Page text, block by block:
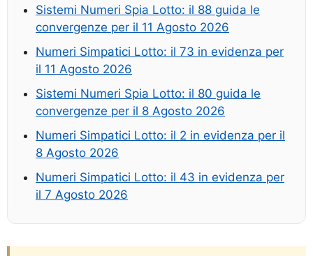
Sistemi Numeri Spia Lotto: il 88 guida le
convergenze per il 11 Agosto 2026
Numeri Simpatici Lotto: il 73 in evidenza per
il 11 Agosto 2026
Sistemi Numeri Spia Lotto: il 80 guida le
convergenze per il 8 Agosto 2026
Numeri Simpatici Lotto: il 2 in evidenza per il
8 Agosto 2026
Numeri Simpatici Lotto: il 43 in evidenza per
il 7 Agosto 2026